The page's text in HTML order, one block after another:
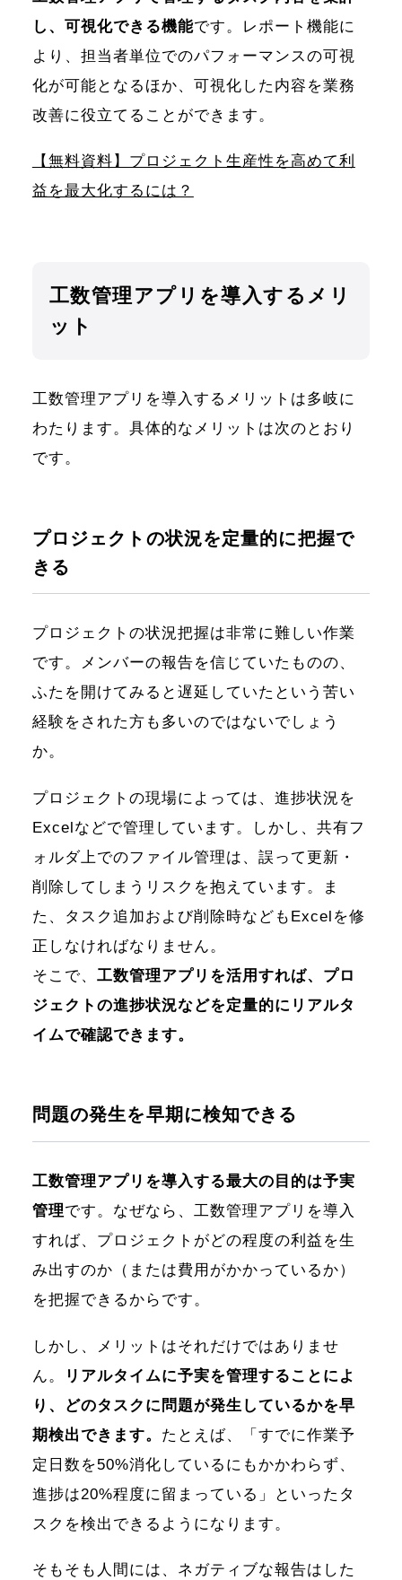
し、可視化できる機能です。レポート機能に
より、担当者単位でのパフォーマンスの可視
化が可能となるほか、可視化した内容を業務
改善に役立てることができます。
【無料資料】プロジェクト生産性を高めて利
益を最大化するには？
工数管理アプリを導入するメリ
ット
工数管理アプリを導入するメリットは多岐に
わたります。具体的なメリットは次のとおり
です。
プロジェクトの状況を定量的に把握で
きる
プロジェクトの状況把握は非常に難しい作業
です。メンバーの報告を信じていたものの、
ふたを開けてみると遅延していたという苦い
経験をされた方も多いのではないでしょう
か。
プロジェクトの現場によっては、進捗状況を
Excelなどで管理しています。しかし、共有フ
ォルダ上でのファイル管理は、誤って更新・
削除してしまうリスクを抱えています。ま
た、タスク追加および削除時などもExcelを修
正しなければなりません。
そこで、 工数管理アプリを活用すれば、プロ
ジェクトの進捗状況などを定量的にリアルタ
イムで確認できます。
問題の発生を早期に検知できる
工数管理アプリを導入する最大の目的は予実
管理です。なぜなら、工数管理アプリを導入
すれば、プロジェクトがどの程度の利益を生
み出すのか（または費用がかかっているか）
を把握できるからです。
しかし、メリットはそれだけではありませ
ん。
リアルタイムに予実を管理することによ
り、どのタスクに問題が発生しているかを早
期検出できます。 たとえば、「すでに作業予
定日数を50%消化しているにもかかわらず、
進捗は20%程度に留まっている」といったタ
スクを検出できるようになります。
そもそも人間には、ネガティブな報告はした